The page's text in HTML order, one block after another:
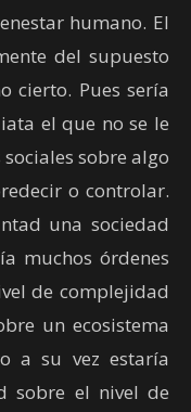
humano. El
del supuesto
cierto. Pues sería
el que no se le
sobre algo
o controlar.
una sociedad
muchos órdenes
de complejidad
un ecosistema
a su vez estaría
sobre el nivel de